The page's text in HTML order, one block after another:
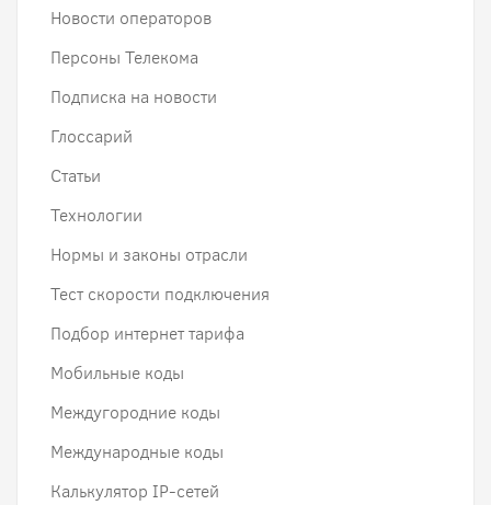
Новости операторов
Персоны Телекома
Подписка на новости
Глоссарий
Статьи
Технологии
Нормы и законы отрасли
Тест скорости подключения
Подбор интернет тарифа
Мобильные коды
Междугородние коды
Международные коды
Калькулятор IP-сетей